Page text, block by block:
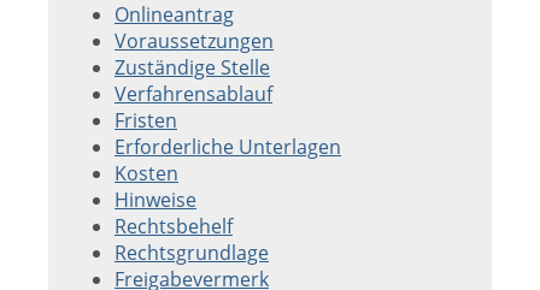
Onlineantrag
Voraussetzungen
Zuständige Stelle
Verfahrensablauf
Fristen
Erforderliche Unterlagen
Kosten
Hinweise
Rechtsbehelf
Rechtsgrundlage
Freigabevermerk